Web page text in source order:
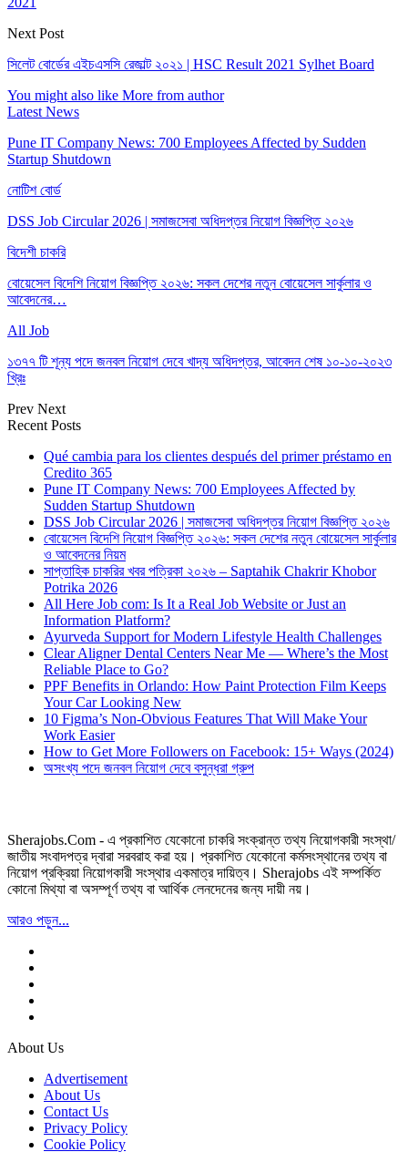
Next Post
সিলেট বোর্ডের এইচএসসি রেজাল্ট ২০২১ | HSC Result 2021 Sylhet Board
You might also like More from author
Latest News
Pune IT Company News: 700 Employees Affected by Sudden
Startup Shutdown
নোটিশ বোর্ড
DSS Job Circular 2026 | সমাজসেবা অধিদপ্তর নিয়োগ বিজ্ঞপ্তি ২০২৬
বিদেশী চাকরি
বোয়েসেল বিদেশি নিয়োগ বিজ্ঞপ্তি ২০২৬: সকল দেশের নতুন বোয়েসেল সার্কুলার ও
আবেদনের…
All Job
১৩৭৭ টি শূন্য পদে জনবল নিয়োগ দেবে খাদ্য অধিদপ্তর, আবেদন শেষ ১০-১০-২০২৩
খ্রিঃ
Prev Next
Recent Posts
Qué cambia para los clientes después del primer préstamo en
Credito 365
Pune IT Company News: 700 Employees Affected by
Sudden Startup Shutdown
DSS Job Circular 2026 | সমাজসেবা অধিদপ্তর নিয়োগ বিজ্ঞপ্তি ২০২৬
বোয়েসেল বিদেশি নিয়োগ বিজ্ঞপ্তি ২০২৬: সকল দেশের নতুন বোয়েসেল সার্কুলার
ও আবেদনের নিয়ম
সাপ্তাহিক চাকরির খবর পত্রিকা ২০২৬ – Saptahik Chakrir Khobor
Potrika 2026
All Here Job com: Is It a Real Job Website or Just an
Information Platform?
Ayurveda Support for Modern Lifestyle Health Challenges
Clear Aligner Dental Centers Near Me — Where’s the Most
Reliable Place to Go?
PPF Benefits in Orlando: How Paint Protection Film Keeps
Your Car Looking New
10 Figma’s Non-Obvious Features That Will Make Your
Work Easier
How to Get More Followers on Facebook: 15+ Ways (2024)
অসংখ্য পদে জনবল নিয়োগ দেবে বসুন্ধরা গ্রুপ
Sherajobs.Com - এ প্রকাশিত যেকোনো চাকরি সংক্রান্ত তথ্য নিয়োগকারী সংস্থা/
জাতীয় সংবাদপত্র দ্বারা সরবরাহ করা হয়। প্রকাশিত যেকোনো কর্মসংস্থানের তথ্য বা
নিয়োগ প্রক্রিয়া নিয়োগকারী সংস্থার একমাত্র দায়িত্ব। Sherajobs এই সম্পর্কিত
কোনো মিথ্যা বা অসম্পূর্ণ তথ্য বা আর্থিক লেনদেনের জন্য দায়ী নয়।
আরও পড়ুন...
About Us
Advertisement
About Us
Contact Us
Privacy Policy
Cookie Policy